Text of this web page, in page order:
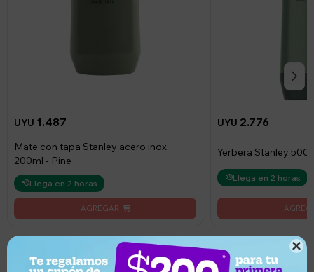

UYU 1.487
Mate con tapa Stanley acero inox.
200ml - Pine
Llega en 2 horas
UYU 2.776
Yerbera Stanley
Llega en 2 horas